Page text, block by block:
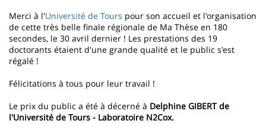
Merci à l'Université de Tours pour son accueil et l'organisation
de cette très belle finale régionale de Ma Thèse en 180
secondes, le 30 avril dernier ! Les prestations des 19
doctorants étaient d'une grande qualité et le public s'est
régalé !
Félicitations à tous pour leur travail !
Le prix du public a été à décerné à Delphine GIBERT de
l'Université de Tours - Laboratoire N2Cox.